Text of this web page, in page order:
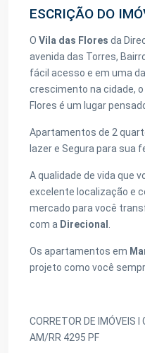
ESCRIÇÃO DO
O Vila das Flores da
avenida das Torres,
fácil acesso e em uma
crescimento na cidade,
Flores é um lugar
Apartamentos de 2
lazer e Segura para sua
A qualidade de vida que
excelente localização e
mercado para você
com a Direcional
Os apartamentos em
projeto como você
CORRETOR DE IMÓVEIS
AM/RR 4295 PF